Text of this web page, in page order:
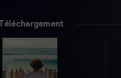
Téléchargement